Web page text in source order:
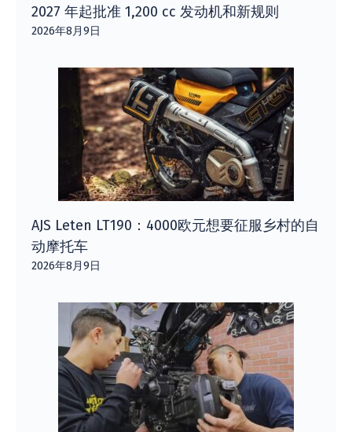
2027 年起批准 1,200 cc 发动机和新规则
2026年8月9日
AJS Leten LT190：4000欧元想要征服乡村的自
动摩托车
2026年8月9日